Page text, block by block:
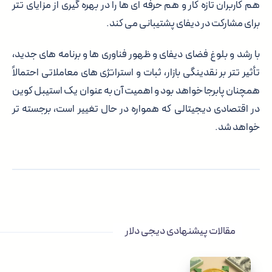
هم کاربران تازه کار و هم حرفه ای ها را در بهره گیری از مزایای تتر
برای مشارکت در دیفای پشتیبانی می کند.
با رشد و بلوغ فضای دیفای و ظهور فناوری ها و برنامه های جدید،
تأثیر تتر بر نقدینگی بازار، ثبات و استراتژی های معاملاتی احتمالاً
همچنان پابرجا خواهد بود و اهمیت آن به عنوان یک استیبل کوین
در اقتصادی دیجیتالی که همواره در حال تغییر است، برجسته تر
خواهد شد.
مقالات پیشنهادی دیجی دلار